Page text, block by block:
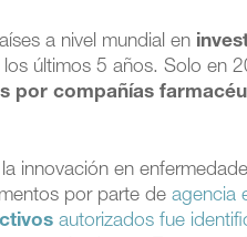
a nivel mundial en
últimos 5 años. Solo en
por compañías
innovación en
por parte deagencia
autorizados fue